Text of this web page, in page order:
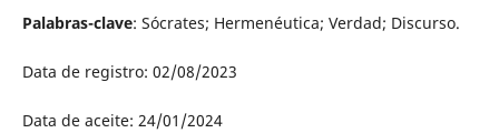
Palabras-clave: Sócrates; Hermenéutica; Verdad; Discurso.
Data de registro: 02/08/2023
Data de aceite: 24/01/2024